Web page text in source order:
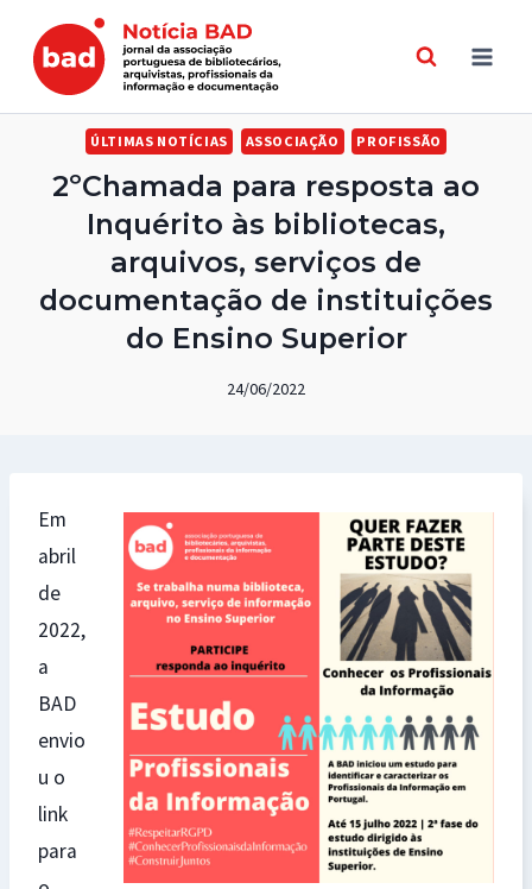
content
ÚLTIMAS NOTÍCIAS ASSOCIAÇÃO PROFISSÃO
2ºChamada para resposta ao
Inquérito às bibliotecas,
arquivos, serviços de
documentação de instituições
do Ensino Superior
24/06/2022
Em
abril
de
2022,
a
BAD
envio
u o
link
para